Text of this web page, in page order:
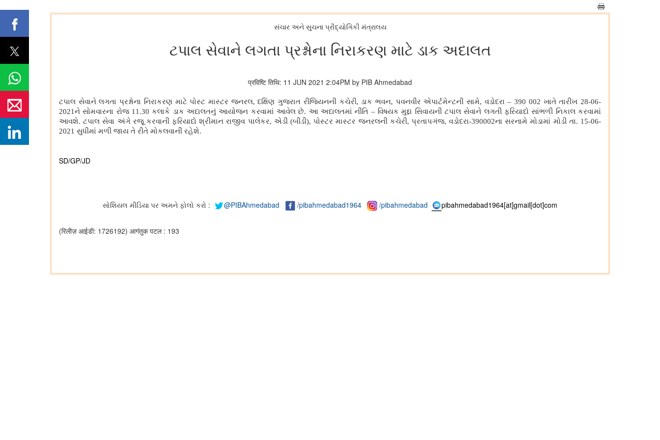
સંચાર અને સુચના પ્રૌદ્યોગિકી મંત્રાલય
ટપાલ સેવાને લગતા પ્રશ્નોના નિરાકરણ માટે ડાક અદાલત
प्रविष्टि तिथि: 11 JUN 2021 2:04PM by PIB Ahmedabad
ટપાલ સેવાને લગતા પ્રશ્નોના નિરાકરણ માટે પોસ્ટ માસ્ટર જનરલ, દક્ષિણ ગુજરાત રીજિયનની કચેરી, ડાક ભવન, પવનવીર એપાર્ટમેન્ટની સામે, વડોદરા – 390 002 ખાતે તારીખ 28-06-
2021ને સોમવારના રોજ 11.30 કલાકે ડાક અદાલતનું આયોજન કરવામાં આવેલ છે. આ અદાલતમાં નીતિ – વિષયક મુદ્દા સિવાયની ટપાલ સેવાને લગતી ફરિયાદો સાંભળી નિકાલ કરવામાં
આવશે. ટપાલ સેવા અંગે રજૂ કરવાની ફરિયાદો શ્રીમાન રાજીવ પાલેકર, એડી (બીડી), પોસ્ટર માસ્ટર જનરલની કચેરી, પ્રતાપગંજ, વડોદરા-390002ના સરનામે મોડામાં મોડી તા. 15-06-
2021 સુધીમાં મળી જાય તે રીતે મોકલવાની રહેશે.
SD/GP/JD
સોશિયલ મીડિયા પર અમને ફોલો કરો : @PIBAhmedabad /pibahmedabad1964 /pibahmedabad pibahmedabad1964[at]gmail[dot]com
(रिलीज़ आईडी: 1726192) आगंतुक पटल : 193